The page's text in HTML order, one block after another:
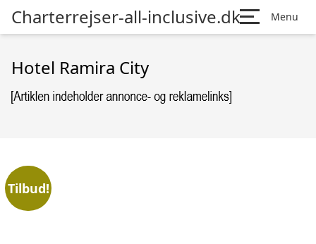
Charterrejser-all-inclusive.dk Menu
Hotel Ramira City
Tilbud!